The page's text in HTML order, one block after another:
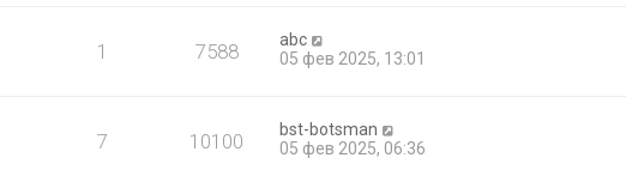
1 7588
abc
05 фев 2025, 13:01
7 10100
bst-botsman
05 фев 2025, 06:36